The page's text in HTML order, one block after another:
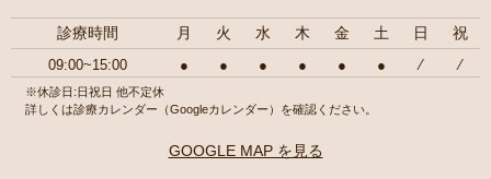
診療時間 月 火 水 木 金 土 日 祝
09:00~15:00 ● ● ● ● ● ● ⁄ ⁄
※休診日:日祝日 他不定休
詳しくは診療カレンダー（Googleカレンダー）を確認ください。
GOOGLE MAP を見る